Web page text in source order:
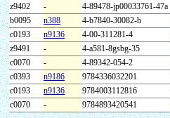
z9402
- 4-89478-jp00033761-47a
b0095
n388 4-b7840-30082-b
c0193
n9136 4-00-311281-4
z9491
- 4-a581-8gsbg-35
c0070
- 4-89342-054-2
c0393
n9186 9784336032201
c0193
n9136 9784003112816
c0070
- 9784893420541